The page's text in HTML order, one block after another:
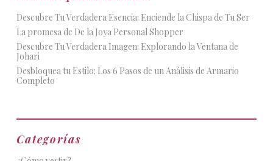
Descubre Tu Verdadera Esencia: Enciende la Chispa de Tu Ser
La promesa de De la Joya Personal Shopper
Descubre Tu Verdadera Imagen: Explorando la Ventana de
Johari
Desbloquea tu Estilo: Los 6 Pasos de un Análisis de Armario
Completo
Categorías